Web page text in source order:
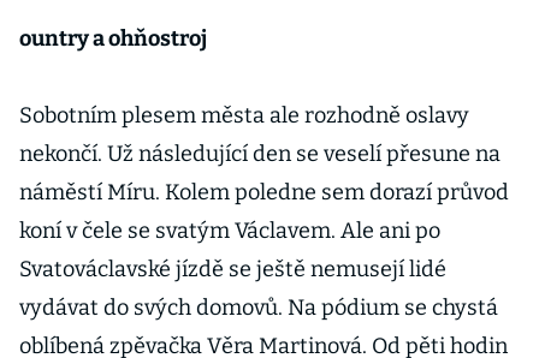
ountry a ohňostroj
Sobotním plesem města ale rozhodně oslavy
nekončí. Už následující den se veselí přesune na
náměstí Míru. Kolem poledne sem dorazí průvod
koní v čele se svatým Václavem. Ale ani po
Svatováclavské jízdě se ještě nemusejí lidé
vydávat do svých domovů. Na pódium se chystá
oblíbená zpěvačka Věra Martinová. Od pěti hodin